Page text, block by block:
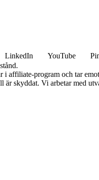
LinkedIn YouTube
affiliate-program och tar
skyddat. Vi arbetar med